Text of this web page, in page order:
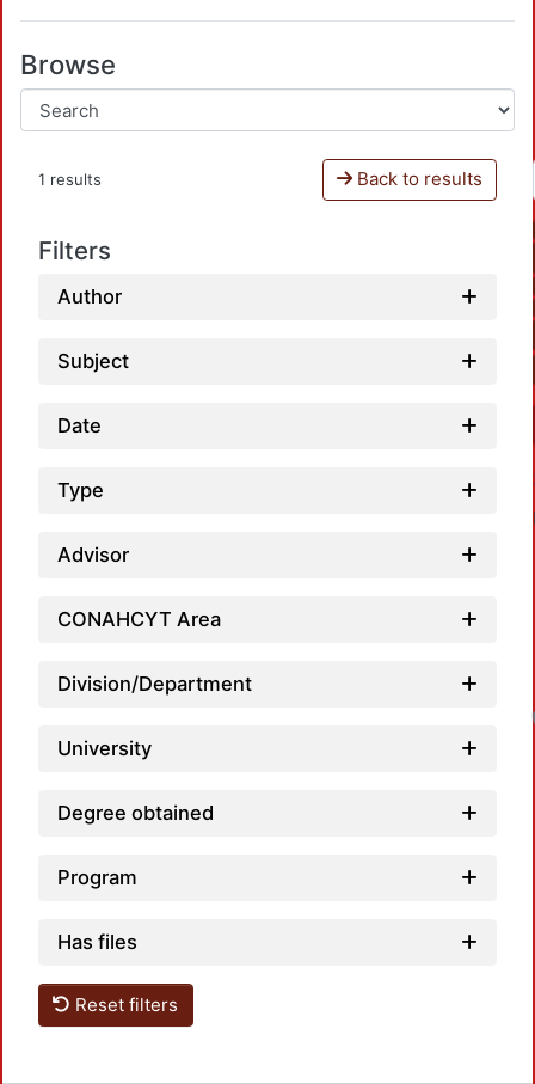
Browse
1 results Back to results
Filters
Author
Subject
Date
Type
Advisor
CONAHCYT Area
Division/Department
University
Degree obtained
Program
Has files
Reset filters